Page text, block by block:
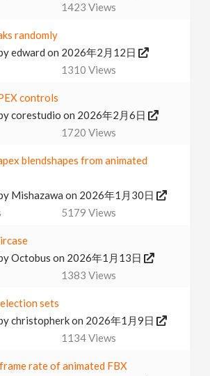
1423 Views
randomly
edward on 2026年2月12日
1310 Views
controls
corestudio on 2026年2月6日
1720 Views
blendshapes from animated
Mishazawa on 2026年1月30日
5179 Views
Octobus on 2026年1月13日
1383 Views
sets
christopherkon 2026年1月9日
1134Views
rate of animated FBX